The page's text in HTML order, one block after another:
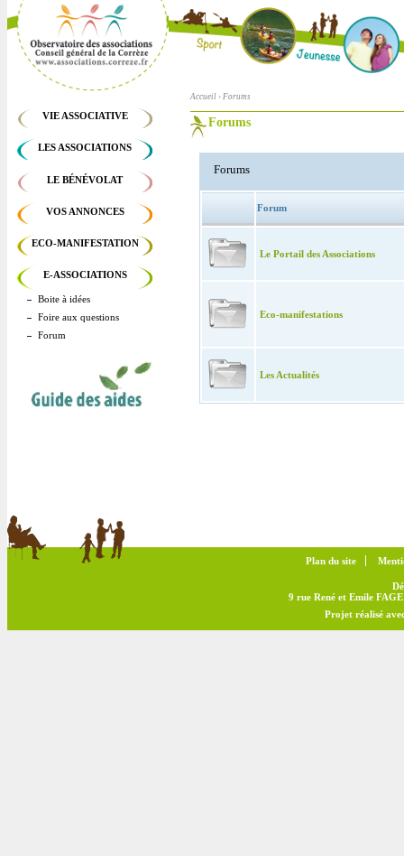
Vous êtes ici
Accueil › Forums
Forums
Onglets principaux
Forums
Forum
Le Portail des Associations
Eco-manifestations
Les Actualités
VIE ASSOCIATIVE
LES ASSOCIATIONS
LE BÉNÉVOLAT
VOS ANNONCES
ECO-MANIFESTATION
E-ASSOCIATIONS
Boite à idées
Foire aux questions
Forum
Plan du site
9 rue René et Emile
Projet réalisé